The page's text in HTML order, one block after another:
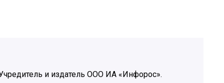
и издатель ООО ИА «Инфорос».